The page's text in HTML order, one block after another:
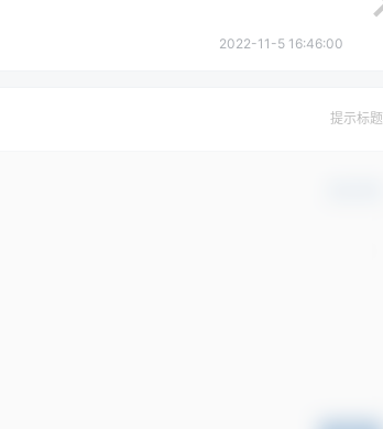
2022-11-5 16:46:00
提示标题